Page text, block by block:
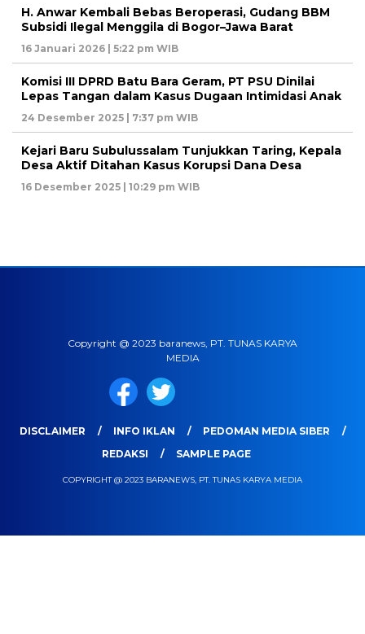
H. Anwar Kembali Bebas Beroperasi, Gudang BBM
Subsidi Ilegal Menggila di Bogor–Jawa Barat
16 Januari 2026 | 5:22 pm WIB
Komisi III DPRD Batu Bara Geram, PT PSU Dinilai
Lepas Tangan dalam Kasus Dugaan Intimidasi Anak
24 Desember 2025 | 7:37 pm WIB
Kejari Baru Subulussalam Tunjukkan Taring, Kepala
Desa Aktif Ditahan Kasus Korupsi Dana Desa
16 Desember 2025 | 10:29 pm WIB
Copyright @ 2023 baranews, PT. TUNAS KARYA
MEDIA
DISCLAIMER INFO IKLAN
PEDOMAN MEDIA SIBER
REDAKSI
SAMPLE PAGE
COPYRIGHT @ 2023 BARANEWS, PT. TUNAS KARYA MEDIA